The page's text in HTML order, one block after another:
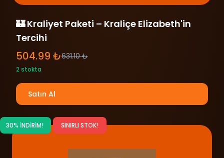
🏰 Kraliyet Paketi – Kraliçe Elizabeth'in
Tercihi
504.99 ₺631.10 ₺
2 stokta
Satın Al
30% İNDİRİM! SINIRLI STOK!